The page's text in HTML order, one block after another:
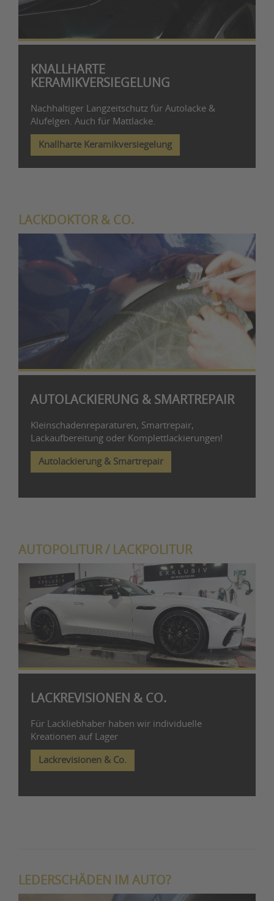
KNALLHARTE
KERAMIKVERSIEGELUNG
Nachhaltiger Langzeitschutz für Autolacke &
Alufelgen. Auch für Mattlacke.
Knallharte Keramikversiegelung
LACKDOKTOR & CO.
AUTOLACKIERUNG & SMARTREPAIR
Kleinschadenreparaturen, Smartrepair,
Lackaufbereitung oder Komplettlackierungen!
Autolackierung & Smartrepair
AUTOPOLITUR / LACKPOLITUR
LACKREVISIONEN & CO.
Für Lackliebhaber haben wir individuelle
Kreationen auf Lager
Lackrevisionen & Co.
LEDERSCHÄDEN IM AUTO?